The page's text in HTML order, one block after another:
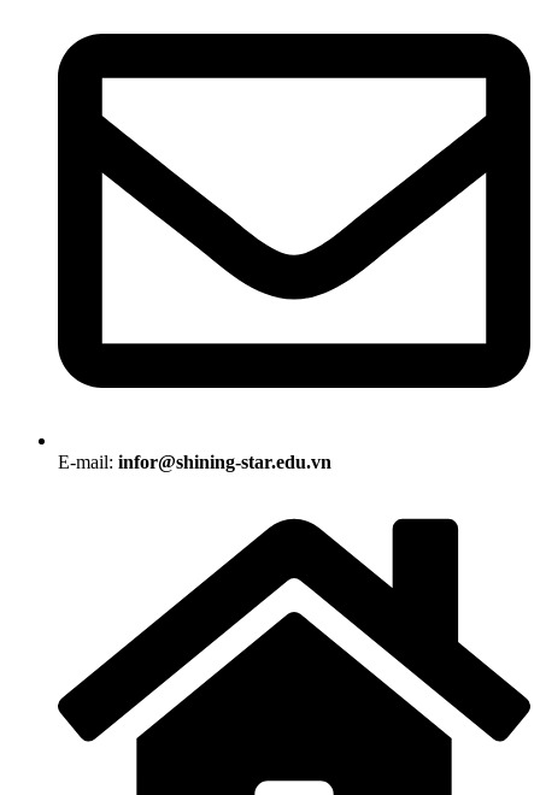
E-mail: infor@shining-star.edu.vn